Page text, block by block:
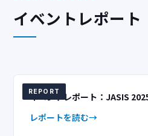
イベントレポート
REPORT
イベントレポート：JASIS
レポートを読む